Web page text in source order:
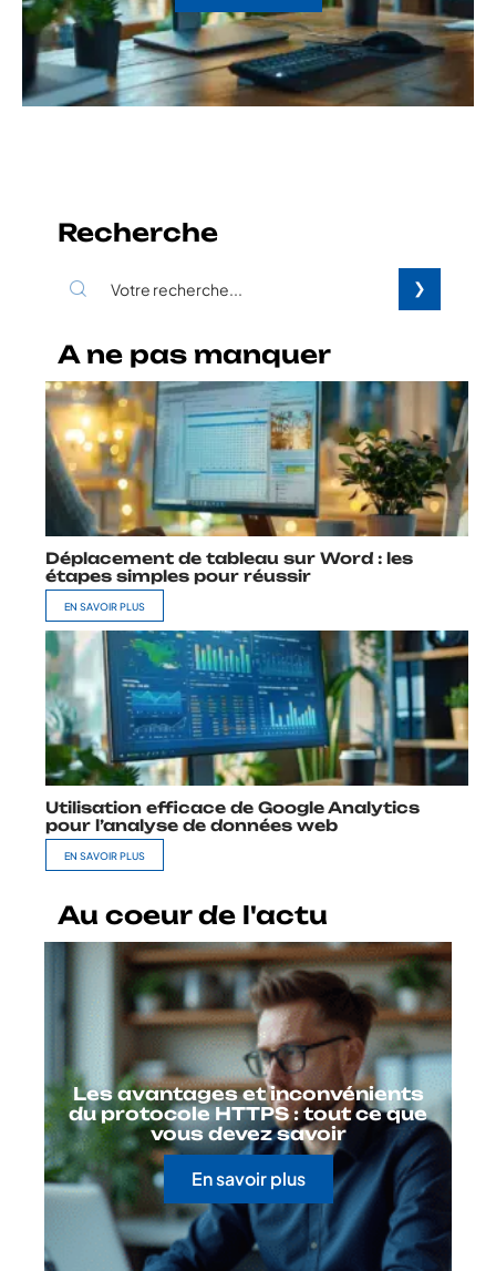
Recherche
A ne pas manquer
Déplacement de tableau sur Word : les
étapes simples pour réussir
EN SAVOIR PLUS
Utilisation efficace de Google Analytics
pour l’analyse de données web
EN SAVOIR PLUS
Au coeur de l'actu
Les avantages et inconvénients
du protocole HTTPS : tout ce que
vous devez savoir
En savoir plus